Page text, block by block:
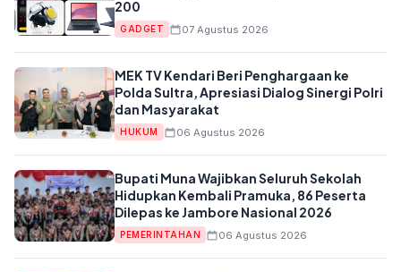
200
GADGET 07 Agustus 2026
MEK TV Kendari Beri Penghargaan ke
Polda Sultra, Apresiasi Dialog Sinergi Polri
dan Masyarakat
HUKUM 06 Agustus 2026
Bupati Muna Wajibkan Seluruh Sekolah
Hidupkan Kembali Pramuka, 86 Peserta
Dilepas ke Jambore Nasional 2026
PEMERINTAHAN 06 Agustus 2026